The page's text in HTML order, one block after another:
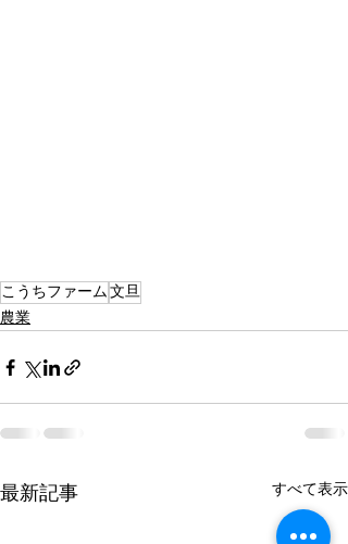
こうちファーム文旦
農業
最新記事 すべて表示